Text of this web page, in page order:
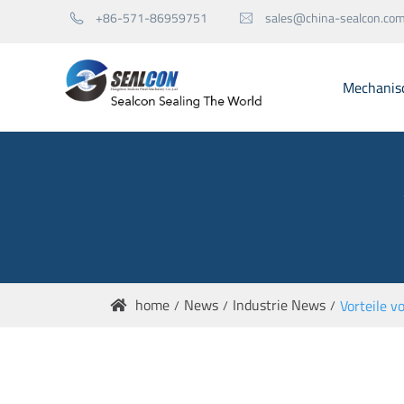
 +86-571-86959751  sales@china-sealcon.com
 home News Industrie News Vorteile